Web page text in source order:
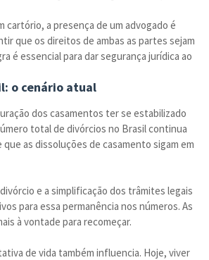
cartório, a presença de um advogado é
que os direitos de ambas as partes sejam
é essencial para dar segurança jurídica ao
o cenário atual
dos casamentos ter se estabilizado
total de divórcios no Brasil continua
as dissoluções de casamento sigam em
e a simplificação dos trâmites legais
para essa permanência nos números. As
à vontade para recomeçar.
de vida também influencia. Hoje, viver